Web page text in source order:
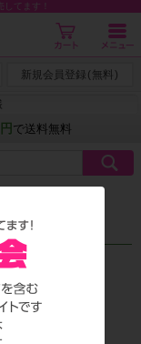
てます！
新規会員登録 ( 無料 )
で送料無料
ク